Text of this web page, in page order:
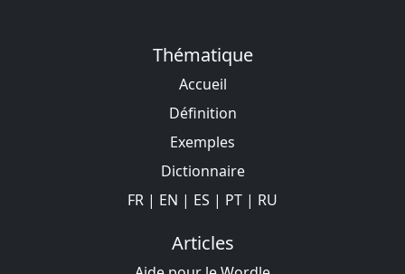
Thématique
Accueil
Définition
Exemples
Dictionnaire
FR | EN | ES | PT | RU
Articles